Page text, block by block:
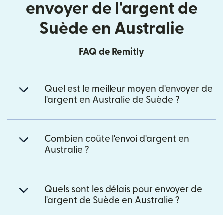
envoyer de l'argent de
Suède en Australie
FAQ de Remitly
Quel est le meilleur moyen d'envoyer de
l'argent en Australie de Suède ?
Combien coûte l'envoi d'argent en
Australie ?
Quels sont les délais pour envoyer de
l'argent de Suède en Australie ?